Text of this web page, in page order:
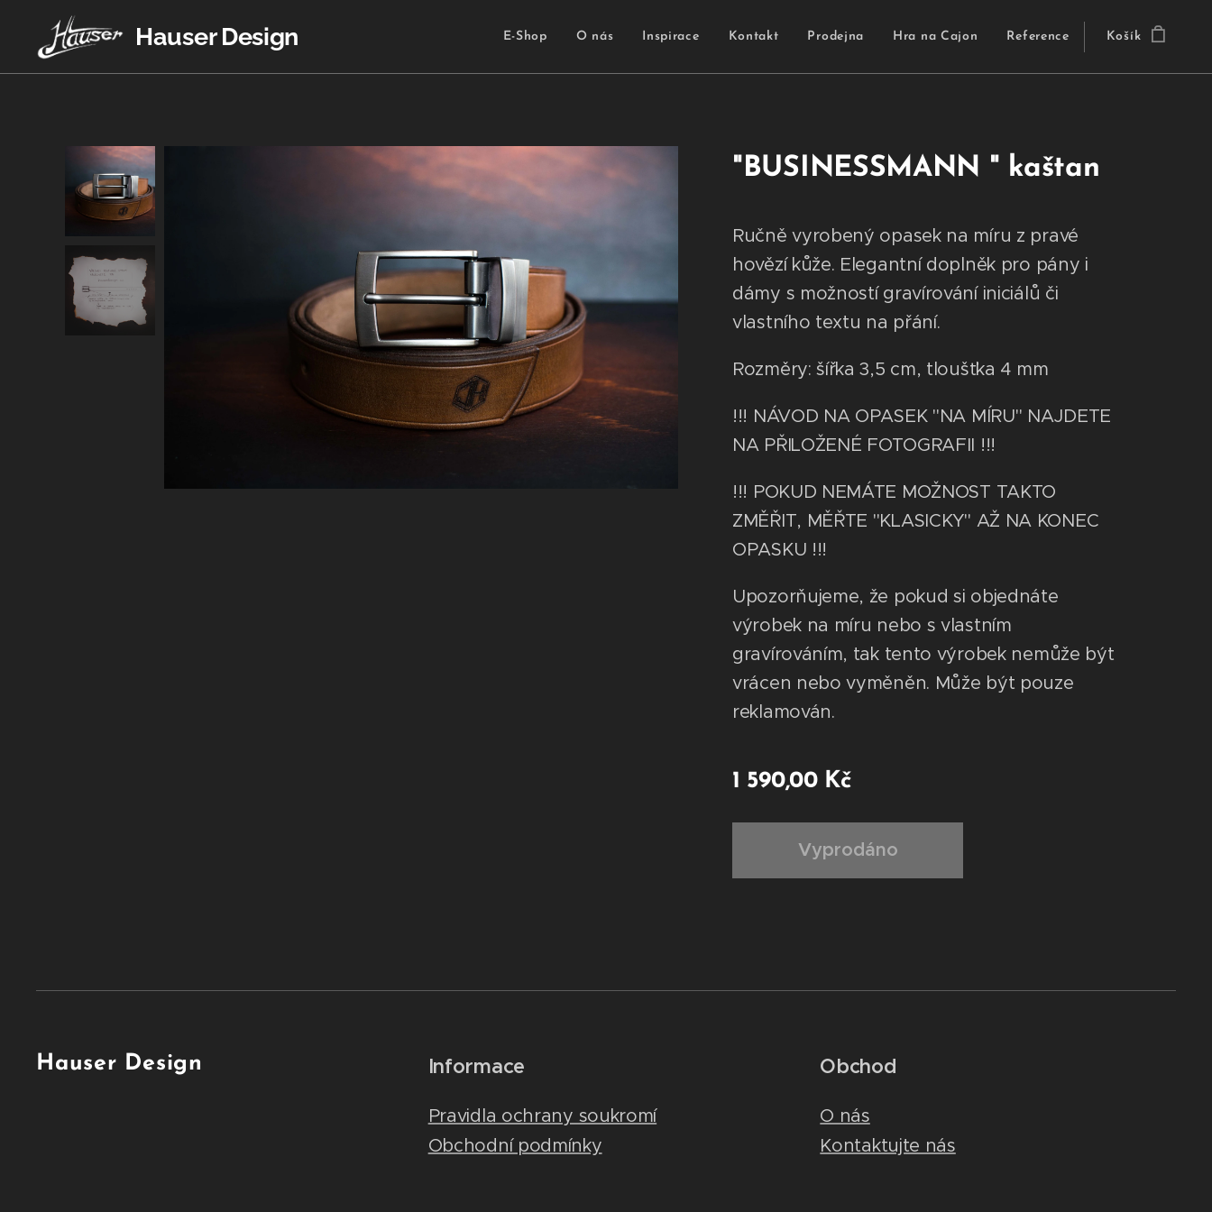
Hauser Design E-Shop O nás Inspirace Kontakt Prodejna Hra na Cajon Reference Košík
"BUSINESSMANN " kaštan
Ručně vyrobený opasek na míru z pravé
hovězí kůže. Elegantní doplněk pro pány i
dámy s možností gravírování iniciálů či
vlastního textu na přání.
Rozměry: šířka 3,5 cm, tloušťka 4 mm
!!! NÁVOD NA OPASEK "NA MÍRU" NAJDETE
NA PŘILOŽENÉ FOTOGRAFII !!!
!!! POKUD NEMÁTE MOŽNOST TAKTO
ZMĚŘIT, MĚŘTE "KLASICKY" AŽ NA KONEC
OPASKU !!!
Upozorňujeme, že pokud si objednáte
výrobek na míru nebo s vlastním
gravírováním, tak tento výrobek nemůže být
vrácen nebo vyměněn. Může být pouze
reklamován.
1 590,00Kč
Vyprodáno
Hauser Design Informace
Pravidla ochrany soukromí
Obchodní podmínky
Obchod
O nás
Kontaktujte nás